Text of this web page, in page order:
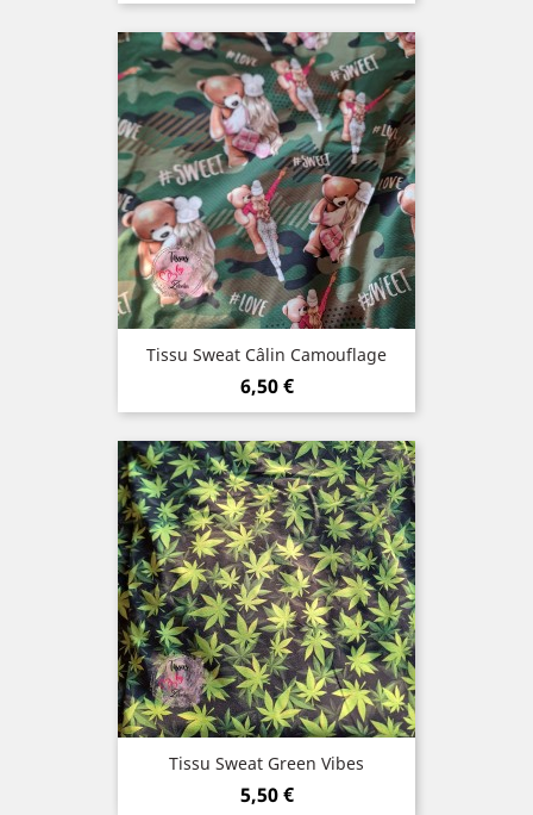
Tissu Sweat Câlin Camouflage
Prix
6,50 €
Tissu Sweat Green Vibes
Prix
5,50 €